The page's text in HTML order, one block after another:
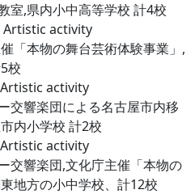
室,県内小中高等学校 計4校
Artistic activity
「本物の舞台芸術体験事業」,
校
activity
交響楽団による名古屋市内移
内小学校 計2校
activity
交響楽団,文化庁主催「本物の
地方の小中学校、計12校